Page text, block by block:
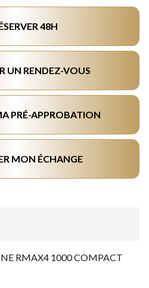
48H
UN RENDEZ-VOUS
PRÉ-APPROBATION
MON ÉCHANGE
RMAX4 1000 COMPACT